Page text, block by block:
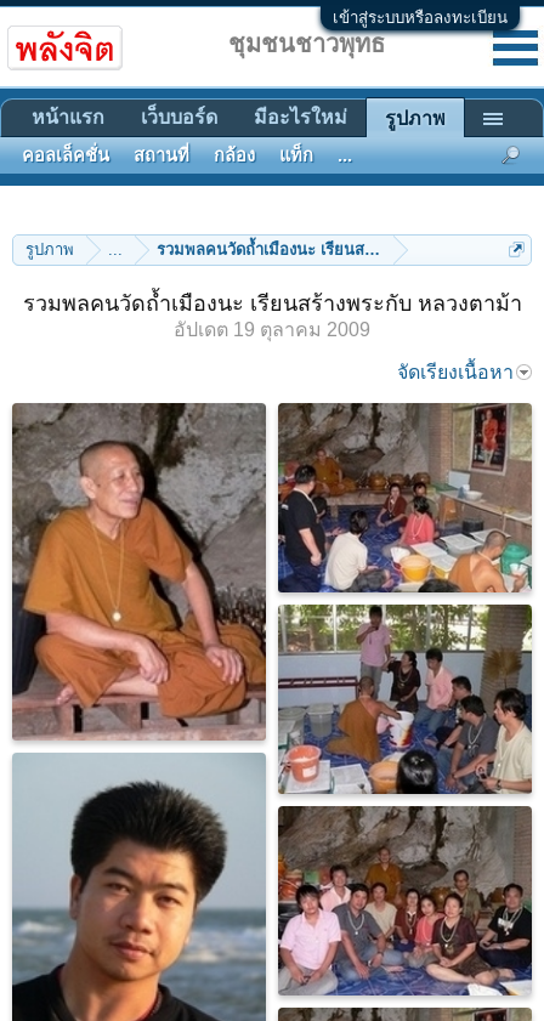
เข้าสู่ระบบหรือลงทะเบียน
รูปภาพ ... รวมพลคนวัดถ้ำเมืองนะ เรียนสร้างพระกับ หลวงตาม้า
รวมพลคนวัดถ้ำเมืองนะ เรียนสร้างพระกับ หลวงตาม้า
อัปเดต 19 ตุลาคม 2009
จัดเรียงเนื้อหา
ชุมชนชาวพุทธ
หน้าแรก เว็บบอร์ด มีอะไรใหม่ รูปภาพ
คอลเล็คชั่น สถานที่ กล้อง แท็ก ...